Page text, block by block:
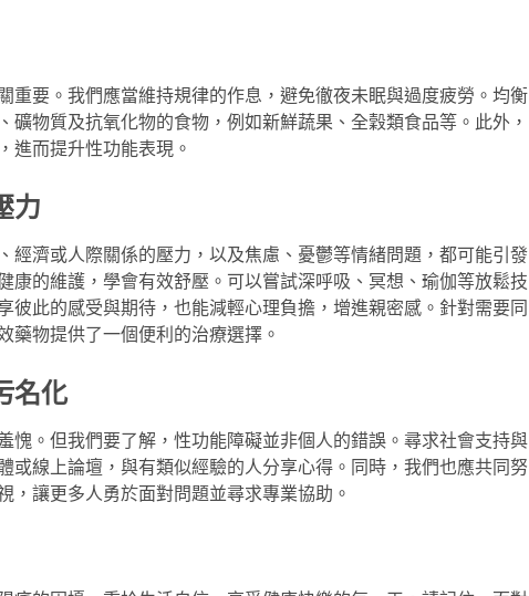
重要。我們應當維持規律的作息，避免徹夜未眠與過度疲勞。均衡
礦物質及抗氧化物的食物，例如新鮮蔬果、全穀類食品等。此外，
進而提升性功能表現。
力
經濟或人際關係的壓力，以及焦慮、憂鬱等情緒問題，都可能引發
康的維護，學會有效舒壓。可以嘗試深呼吸、冥想、瑜伽等放鬆技
彼此的感受與期待，也能減輕心理負擔，增進親密感。針對需要同
藥物提供了一個便利的治療選擇。
名化
愧。但我們要了解，性功能障礙並非個人的錯誤。尋求社會支持與
或線上論壇，與有類似經驗的人分享心得。同時，我們也應共同努
，讓更多人勇於面對問題並尋求專業協助。